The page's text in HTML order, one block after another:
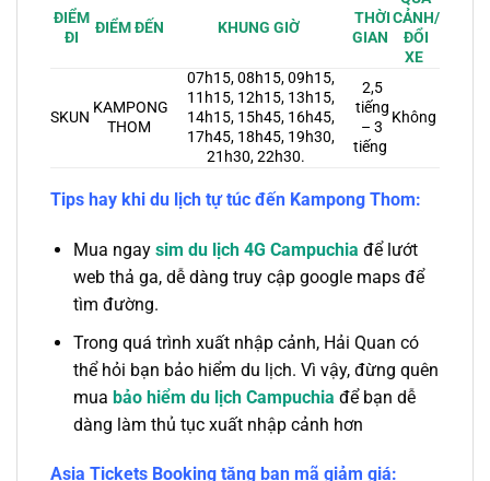
ĐIỂM
ĐI
ĐIỂM ĐẾN KHUNG GIỜ
THỜI
GIAN
CẢNH/
ĐỔI
XE
SKUN
KAMPONG
THOM
07h15, 08h15, 09h15,
11h15, 12h15, 13h15,
14h15, 15h45, 16h45,
17h45, 18h45, 19h30,
21h30, 22h30.
2,5
tiếng
– 3
tiếng
Không
Tips hay khi du lịch tự túc đến Kampong Thom:
Mua ngay sim du lịch 4G Campuchia để lướt
web thả ga, dễ dàng truy cập google maps để
tìm đường.
Trong quá trình xuất nhập cảnh, Hải Quan có
thể hỏi bạn bảo hiểm du lịch. Vì vậy, đừng quên
mua bảo hiểm du lịch Campuchia để bạn dễ
dàng làm thủ tục xuất nhập cảnh hơn
Asia Tickets Booking tặng bạn mã giảm giá: